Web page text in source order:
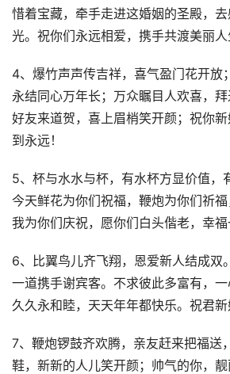
惜着宝藏，牵手走进这婚姻的圣殿，
光。祝你们永远相爱，携手共渡美丽人
4、爆竹声声传吉祥，喜气盈门花开放
永结同心万年长；万众瞩目人欢喜，
好友来道贺，喜上眉梢笑开颜；祝你
到永远！
5、杯与水水与杯，有水杯方显价值，
今天鲜花为你们祝福，鞭炮为你们祈福
我为你们庆祝，愿你们白头偕老，幸福
6、比翼鸟儿齐飞翔，恩爱新人结成双
一道携手谢宾客。不求彼此多富有，
久久永和睦，天天年年都快乐。祝君新
7、鞭炮锣鼓齐欢腾，亲友赶来把福送
鞋，新新的人儿笑开颜；帅气的你，